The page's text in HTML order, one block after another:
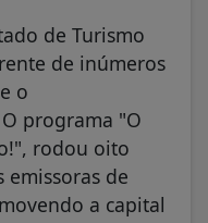
de Turismo
de inúmeros
o
programa "O
rodou oito
emissoras de
a capital